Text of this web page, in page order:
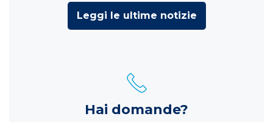
Leggi le ultime notizie
Hai domande?